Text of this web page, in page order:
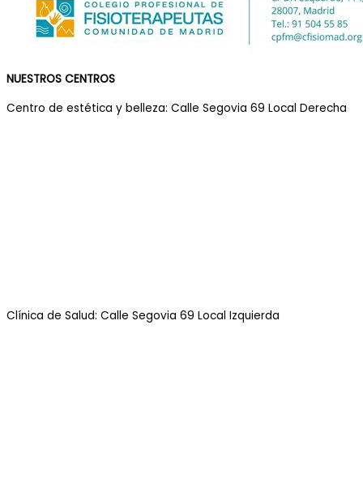
NUESTROS CENTROS
Centro de estética y belleza: Calle Segovia 69 Local Derecha
Clínica de Salud: Calle Segovia 69 Local Izquierda